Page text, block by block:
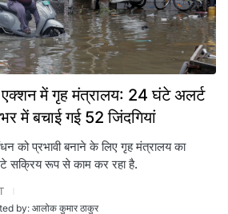
एक्शन में गृह मंत्रालय: 24 घंटे अलर्ट
में बचाई गई 52 जिंदगियां
को प्रभावी बनाने के लिए गृह मंत्रालय का
सक्रिय रूप से काम कर रहा है.
by: आलोक कुमार ठाकुर